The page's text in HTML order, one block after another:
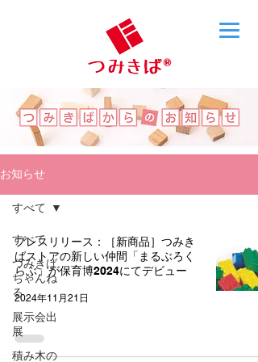
お知らせ
すべて
つみきば
ちゃんね
る
展示会出
展
積み木の
すべて
プレスリリース：［新商品］つみき
ばストアの新しい仲間「まるぶろく
らぶ」が保育博2024にてデビュー
2024年11月21日